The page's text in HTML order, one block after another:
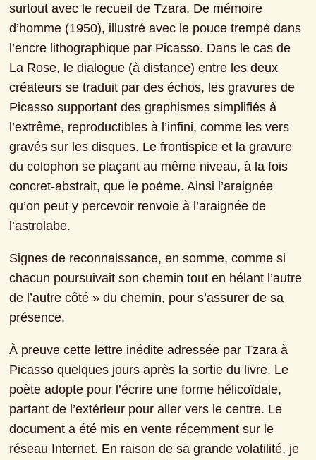
surtout avec le recueil de Tzara, De mémoire
d’homme (1950), illustré avec le pouce trempé dans
l’encre lithographique par Picasso. Dans le cas de
La Rose, le dialogue (à distance) entre les deux
créateurs se traduit par des échos, les gravures de
Picasso supportant des graphismes simplifiés à
l’extrême, reproductibles à l’infini, comme les vers
gravés sur les disques. Le frontispice et la gravure
du colophon se plaçant au même niveau, à la fois
concret-abstrait, que le poème. Ainsi l’araignée
qu’on peut y percevoir renvoie à l’araignée de
l’astrolabe.
Signes de reconnaissance, en somme, comme si
chacun poursuivait son chemin tout en hélant l’autre
de l’autre côté » du chemin, pour s’assurer de sa
présence.
À preuve cette lettre inédite adressée par Tzara à
Picasso quelques jours après la sortie du livre. Le
poète adopte pour l’écrire une forme hélicoïdale,
partant de l’extérieur pour aller vers le centre. Le
document a été mis en vente récemment sur le
réseau Internet. En raison de sa grande volatilité, je